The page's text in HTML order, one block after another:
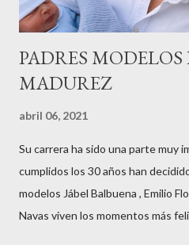
PADRES
MADUREZ
abril 06, 2021
Su carrera ha sido una parte muy
cumplidos los 30 años han
modelos Jábel Balbuena , Emilio
Navas viven los momentos más